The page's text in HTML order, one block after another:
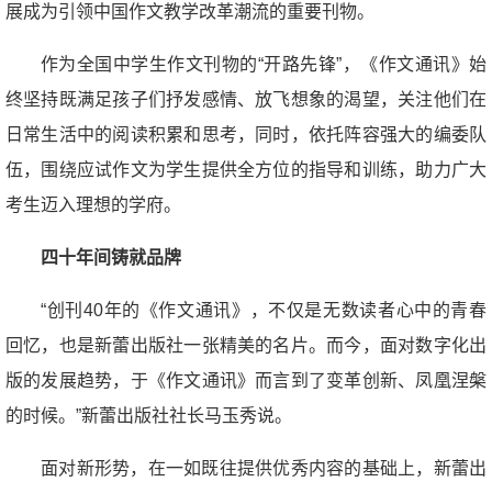
展成为引领中国作文教学改革潮流的重要刊物。
作为全国中学生作文刊物的“开路先锋”，《作文通讯》始
终坚持既满足孩子们抒发感情、放飞想象的渴望，关注他们在
日常生活中的阅读积累和思考，同时，依托阵容强大的编委队
伍，围绕应试作文为学生提供全方位的指导和训练，助力广大
考生迈入理想的学府。
四十年间铸就品牌
“创刊40年的《作文通讯》，不仅是无数读者心中的青春
回忆，也是新蕾出版社一张精美的名片。而今，面对数字化出
版的发展趋势，于《作文通讯》而言到了变革创新、凤凰涅槃
的时候。”新蕾出版社社长马玉秀说。
面对新形势，在一如既往提供优秀内容的基础上，新蕾出